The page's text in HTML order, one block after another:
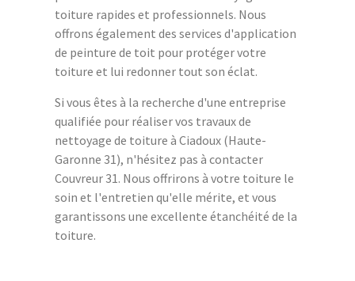
toiture rapides et professionnels. Nous
offrons également des services d'application
de peinture de toit pour protéger votre
toiture et lui redonner tout son éclat.
Si vous êtes à la recherche d'une entreprise
qualifiée pour réaliser vos travaux de
nettoyage de toiture à Ciadoux (Haute-
Garonne 31), n'hésitez pas à contacter
Couvreur 31. Nous offrirons à votre toiture le
soin et l'entretien qu'elle mérite, et vous
garantissons une excellente étanchéité de la
toiture.